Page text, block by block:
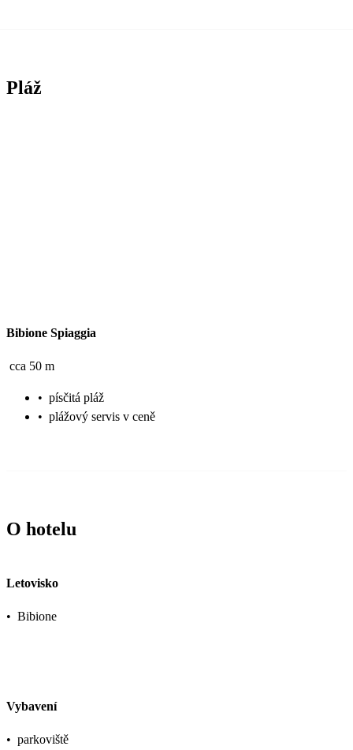
Pláž
Bibione Spiaggia
cca 50 m
• písčitá pláž
• plážový servis v ceně
O hotelu
Letovisko
• Bibione
Vybavení
• parkoviště